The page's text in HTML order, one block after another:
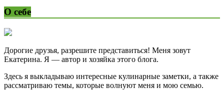
О себе
Дорогие друзья, разрешите представиться! Меня зовут
Екатерина. Я — автор и хозяйка этого блога.
Здесь я выкладываю интересные кулинарные заметки, а также
рассматриваю темы, которые волнуют меня и мою семью.